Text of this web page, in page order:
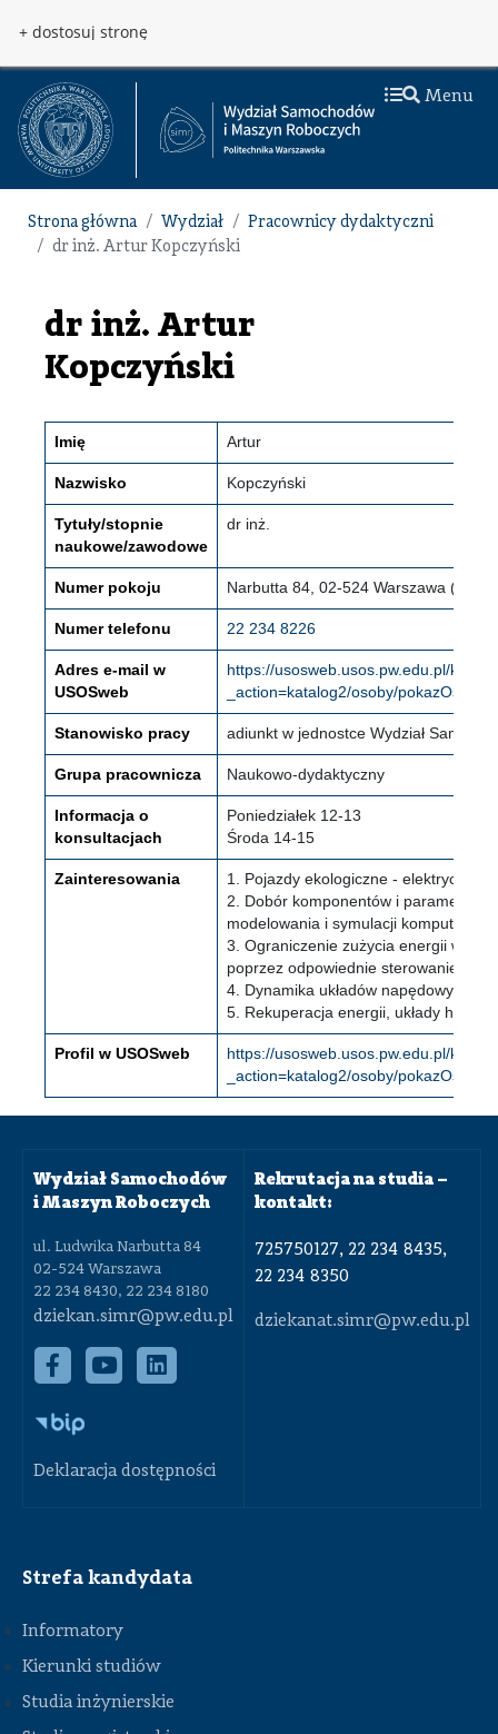
+ dostosuj stronę
Menu
Strona główna Wydział
Pracownicy dydaktyczni
dr inż. Artur Kopczyński
dr inż. Artur
Kopczyński
Imię Artur
Nazwisko Kopczyński
Tytuły/stopnie
naukowe/zawodowe
dr inż.
Numer pokoju Narbutta 84, 02-524 Warszawa
Numer telefonu 22 234 8226
Adres e-mail w
USOSweb
https://usosweb.usos.pw.edu.pl/
_action=katalog2/osoby/
Stanowisko pracy adiunkt w jednostce Wydział
Grupa pracownicza Naukowo-dydaktyczny
Informacja o
konsultacjach
Poniedziałek 12-13
Środa 14-15
Zainteresowania
1. Pojazdy ekologiczne - elektryczne i
2. Dobór komponentów i parametrów
modelowania i symulacji
3. Ograniczenie zużycia energii w
poprzez odpowiednie sterowanie
4. Dynamika układów napędowych
5. Rekuperacja energii, układy
Profil w USOSweb
https://usosweb.usos.pw.edu.pl/
_action=katalog2/osoby/
Wydział Samochodów
i Maszyn Roboczych
ul. Ludwika Narbutta 84
02-524 Warszawa
22 234 8430, 22 234 8180
dziekan.simr@pw.edu.pl
Deklaracja dostępności
Rekrutacja na studia –
kontakt:
725750127, 22 234 8435,
22 234 8350
dziekanat.simr@pw.edu.pl
Strefa kandydata
Informatory
Kierunki studiów
Studia inżynierskie